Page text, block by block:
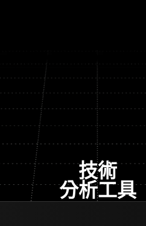
技術
分析工具